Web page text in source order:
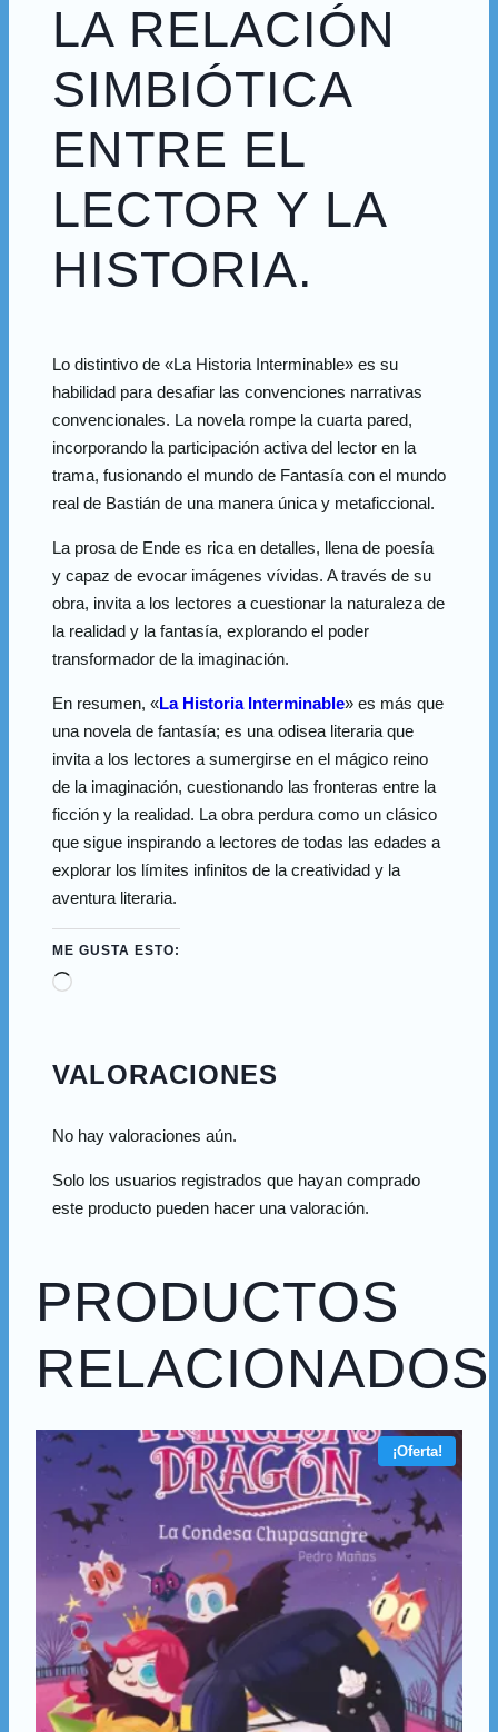
LA RELACIÓN
SIMBIÓTICA
ENTRE EL
LECTOR Y LA
HISTORIA.
Lo distintivo de «La Historia Interminable» es su
habilidad para desafiar las convenciones narrativas
convencionales. La novela rompe la cuarta pared,
incorporando la participación activa del lector en la
trama, fusionando el mundo de Fantasía con el mundo
real de Bastián de una manera única y metaficcional.
La prosa de Ende es rica en detalles, llena de poesía
y capaz de evocar imágenes vívidas. A través de su
obra, invita a los lectores a cuestionar la naturaleza de
la realidad y la fantasía, explorando el poder
transformador de la imaginación.
En resumen, «La Historia Interminable» es más que
una novela de fantasía; es una odisea literaria que
invita a los lectores a sumergirse en el mágico reino
de la imaginación, cuestionando las fronteras entre la
ficción y la realidad. La obra perdura como un clásico
que sigue inspirando a lectores de todas las edades a
explorar los límites infinitos de la creatividad y la
aventura literaria.
ME GUSTA ESTO:
VALORACIONES
No hay valoraciones aún.
Solo los usuarios registrados que hayan comprado
este producto pueden hacer una valoración.
PRODUCTOS
RELACIONADOS
¡Oferta!